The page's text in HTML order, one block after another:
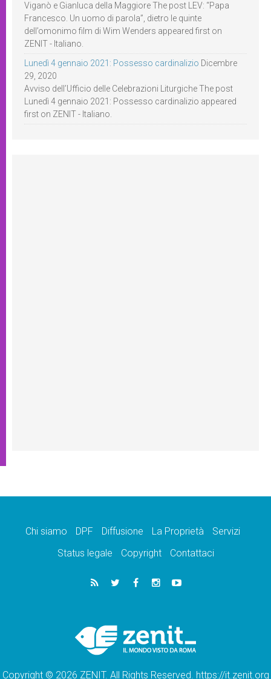
Viganò e Gianluca della Maggiore The post LEV: “Papa
Francesco. Un uomo di parola”, dietro le quinte
dell’omonimo film di Wim Wenders appeared first on
ZENIT - Italiano.
Lunedì 4 gennaio 2021: Possesso cardinalizio Dicembre
29, 2020
Avviso dell’Ufficio delle Celebrazioni Liturgiche The post
Lunedì 4 gennaio 2021: Possesso cardinalizio appeared
first on ZENIT - Italiano.
Chi siamo DPF Diffusione La Proprietà
Servizi
Status legale
Copyright Contattaci
Copyright © 2026 ZENIT. All Rights Reserved. https://it.zenit.org